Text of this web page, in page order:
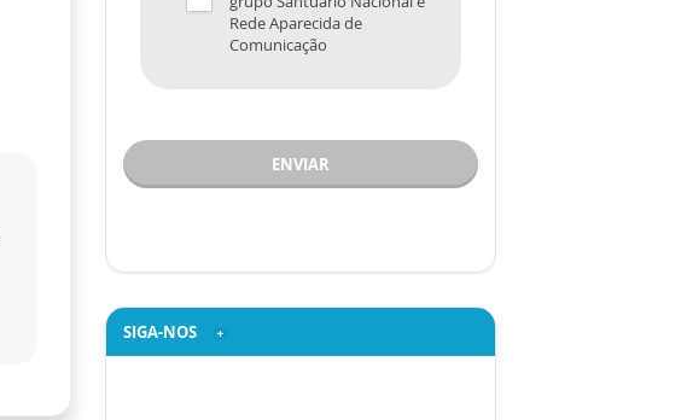
Rede Aparecida de
Comunicação
ENVIAR
SIGA-NOS